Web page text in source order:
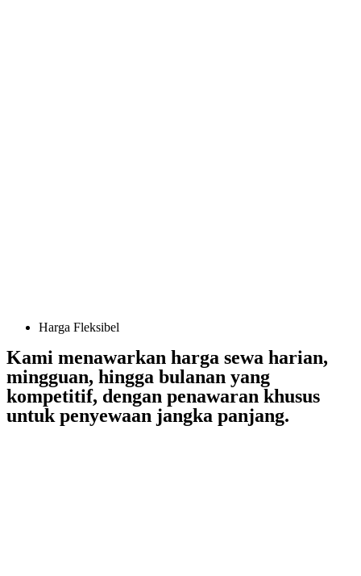
Harga Fleksibel
Kami menawarkan harga sewa harian,
mingguan, hingga bulanan yang
kompetitif, dengan penawaran khusus
untuk penyewaan jangka panjang.